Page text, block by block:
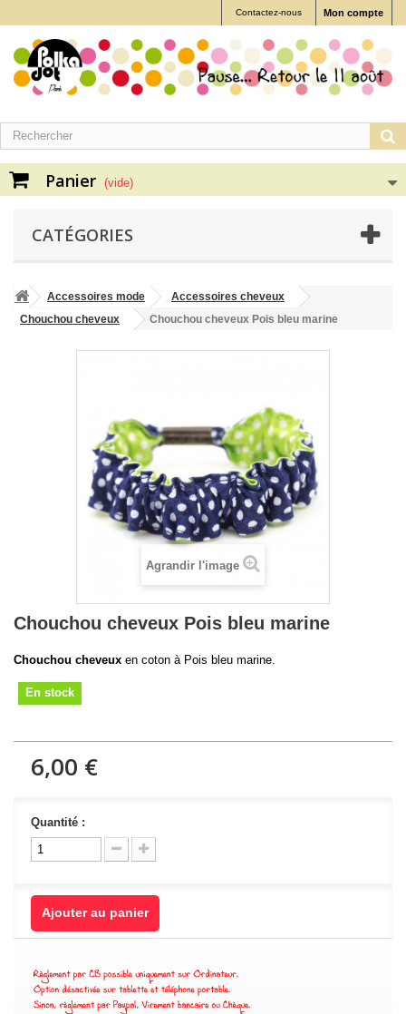
Mon compte
Contactez-nous
Panier (vide)
CATÉGORIES
Accessoires mode
Accessoires cheveux
Chouchou cheveux
Chouchou cheveux Pois bleu marine
Agrandir l'image
Chouchou cheveux Pois bleu marine
Chouchou cheveux en coton à Pois bleu marine.
En stock
6,00 €
Quantité :
Ajouter au panier